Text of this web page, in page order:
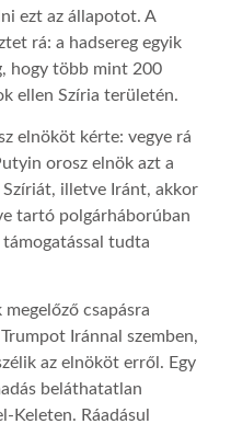
ezt az állapotot. A
rá: a hadsereg egyik
hogy több mint 200
ellen Szíria területén.
elnököt kérte: vegye rá
orosz elnök azt a
illetve Iránt, akkor
tartó polgárháborúban
támogatással tudta
csapásra
Iránnal szemben,
az elnököt erről. Egy
beláthatatlan
Keleten. Ráadásul